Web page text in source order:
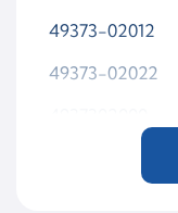
49373-02012
49373-02022